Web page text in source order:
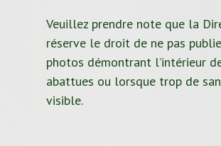
Veuillez prendre note que la
réserve le droit de ne pas
photos démontrant l’intérieur
abattues ou lorsque trop de
visible.